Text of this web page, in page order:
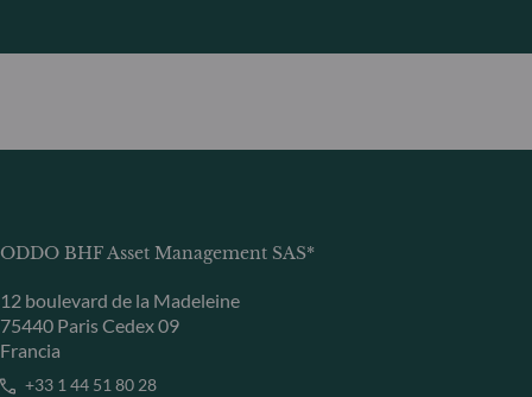
ODDO BHF Asset Management SAS*
12 boulevard de la Madeleine
75440 Paris Cedex 09
Francia
+33 1 44 51 80 28